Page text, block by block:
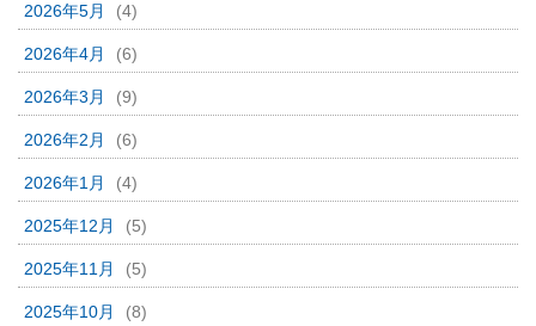
2026年5月 (4)
2026年4月 (6)
2026年3月 (9)
2026年2月 (6)
2026年1月 (4)
2025年12月 (5)
2025年11月 (5)
2025年10月 (8)